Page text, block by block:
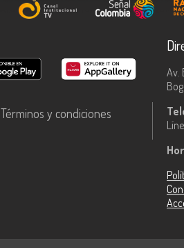
Términos y condiciones
Av.